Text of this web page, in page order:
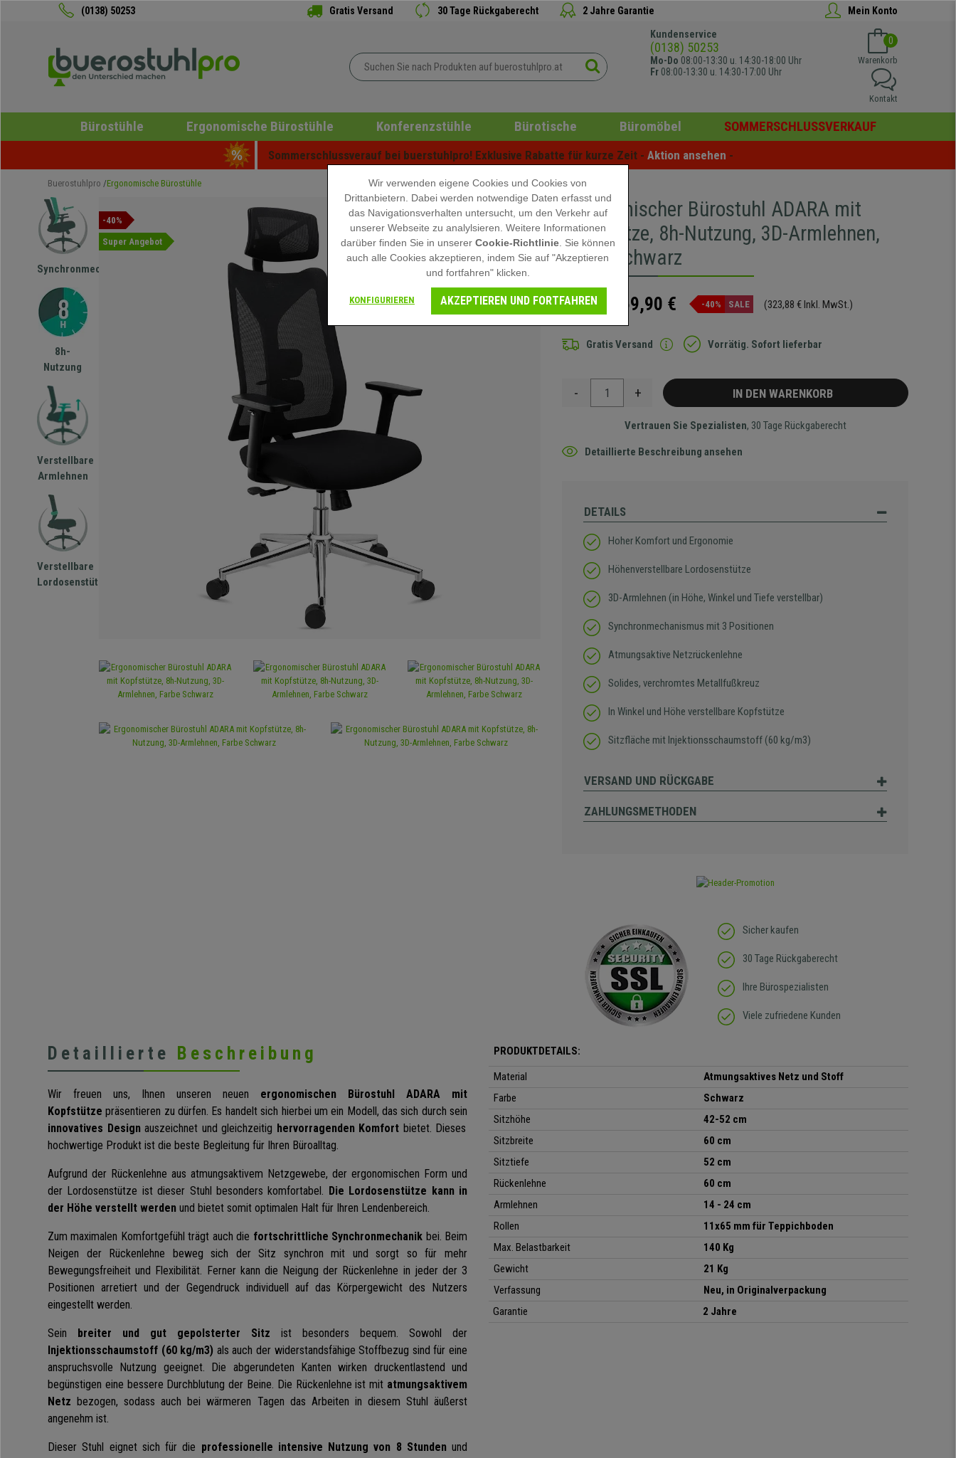
(0138) 50253 Gratis Versand 30 Tage Rückgaberecht 2 Jahre Garantie Mein Konto
Kundenservice
(0138) 50253
Mo-Do 08:00-13:30 u. 14:30-18:00 Uhr
Fr 08:00-13:30 u. 14:30-17:00 Uhr
0
Warenkorb
Kontakt
Bürostühle Ergonomische Bürostühle Konferenzstühle Bürotische Büromöbel SOMMERSCHLUSSVERKAUF
Sommerschlussverauf bei buerstuhlpro! Exklusive Rabatte für kurze Zeit - Aktion ansehen -
Buerostuhlpro Ergonomische Bürostühle
Synchronmechanik
8h-
Nutzung
Verstellbare
Armlehnen
Verstellbare
Lordosenstütze
-40%
Super Angebot
Ergonomischer Bürostuhl ADARA mit
Kopfstütze, 8h-Nutzung, 3D-Armlehnen,
Farbe Schwarz
449,90 € 269,90 € -40% SALE (323,88 € Inkl. MwSt.)
Gratis Versand Vorrätig. Sofort lieferbar
- + IN DEN WARENKORB
Vertrauen Sie Spezialisten, 30 Tage Rückgaberecht
Detaillierte Beschreibung ansehen
DETAILS
Hoher Komfort und Ergonomie
Höhenverstellbare Lordosenstütze
3D-Armlehnen (in Höhe, Winkel und Tiefe verstellbar)
Synchronmechanismus mit 3 Positionen
Atmungsaktive Netzrückenlehne
Solides, verchromtes Metallfußkreuz
In Winkel und Höhe verstellbare Kopfstütze
Sitzfläche mit Injektionsschaumstoff (60 kg/m3)
VERSAND UND RÜCKGABE
ZAHLUNGSMETHODEN
Sicher kaufen
30 Tage Rückgaberecht
Ihre Bürospezialisten
Viele zufriedene Kunden
Detaillierte Beschreibung
Wir freuen uns, Ihnen unseren neuen ergonomischen Bürostuhl ADARA mit
Kopfstützepräsentieren zu dürfen. Es handelt sich hierbei um ein Modell, das sich durch sein
innovatives Designauszeichnet und gleichzeitig hervorragenden Komfort bietet. Dieses
hochwertige Produkt ist die beste Begleitung für Ihren Büroalltag.
Aufgrund der Rückenlehne aus atmungsaktivem Netzgewebe, der ergonomischen Form und
der Lordosenstütze ist dieser Stuhl besonders komfortabel. Die Lordosenstütze kann in
der Höhe verstellt werden und bietet somit optimalen Halt für Ihren Lendenbereich.
Zum maximalen Komfortgefühl trägt auch die fortschrittliche Synchronmechanik bei. Beim
Neigen der Rückenlehne beweg sich der Sitz synchron mit und sorgt so für mehr
Bewegungsfreiheit und Flexibilität. Ferner kann die Neigung der Rückenlehne in jeder der3
Positionen arretiert und der Gegendruck individuell auf das Körpergewicht des Nutzers
eingestellt werden.
Sein breiter und gut gepolsterter Sitz ist besonders bequem. Sowohl der
Injektionsschaumstoff (60 kg/m3) als auch der widerstandsfähige Stoffbezug sind für eine
anspruchsvolle Nutzung geeignet. Die abgerundeten Kanten wirken druckentlastend und
begünstigen eine bessere Durchblutung der Beine. Die Rückenlehne ist mit atmungsaktivem
Netz bezogen, sodass auch bei wärmeren Tagen das Arbeiten in diesem Stuhl äußerst
angenehm ist.
Dieser Stuhl eignet sich für die professionelle intensive Nutzung von 8 Stundenund
PRODUKTDETAILS:
Material
Atmungsaktives Netz und Stoff
Farbe
Schwarz
Sitzhöhe
42-52 cm
Sitzbreite
60 cm
Sitztiefe
52 cm
Rückenlehne
60 cm
Armlehnen
14 - 24 cm
Rollen
11x65 mm für Teppichboden
Max. Belastbarkeit
140 Kg
Gewicht
21 Kg
Verfassung
Neu, in Originalverpackung
Garantie
2 Jahre
Wir verwenden eigene Cookies und Cookies von
Drittanbietern. Dabei werden notwendige Daten erfasst und
das Navigationsverhalten untersucht, um den Verkehr auf
unserer Webseite zu analylsieren. Weitere Informationen
darüber finden Sie in unserer Cookie-Richtlinie. Sie können
auch alle Cookies akzeptieren, indem Sie auf "Akzeptieren
und fortfahren" klicken.
KONFIGURIEREN AKZEPTIEREN UND FORTFAHREN